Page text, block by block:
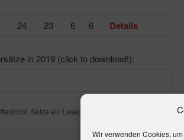
Wir verwenden Cookies,
24 23 6 6 Details
in 2019 (click to download!):
Setze ein Lesezeichen für den